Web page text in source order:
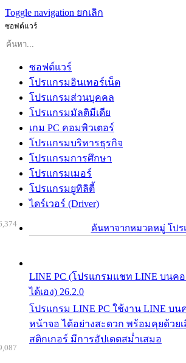
Toggle navigation ยกเลิก
ซอฟต์แวร์
ซอฟต์แวร์
โปรแกรมอินเทอร์เน็ต
โปรแกรมส่วนบุคคล
โปรแกรมมัลติมีเดีย
เกม PC คอมพิวเตอร์
โปรแกรมบริหารธุรกิจ
โปรแกรมการศึกษา
โปรแกรมเมอร์
โปรแกรมยูทิลิตี้
ไดร์เวอร์ (Driver)
ค้นหาจากหมวดหมู่ โปร
LINE PC (โปรแกรมแชท LINE บนค
ได้เอง) 26.2.0
โปรแกรม LINE PC ใช้งาน LINE บ
หน้าจอ ได้อย่างสะดวก พร้อมคุยด้วย
สติกเกอร์ มีการอัปเดตสม่ำเสมอ